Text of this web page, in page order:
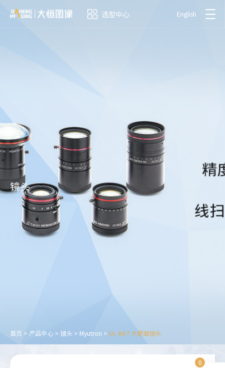
选型中心 English
镜头
首页 > 产品中心 > 镜头 > Myutron > UL Φ67 大靶面镜头
0